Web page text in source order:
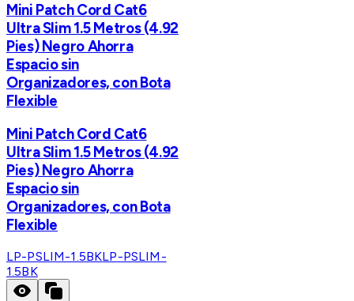
Mini Patch Cord Cat6
Ultra Slim 1.5 Metros (4.92
Pies) Negro Ahorra
Espacio sin
Organizadores, con Bota
Flexible
Mini Patch Cord Cat6
Ultra Slim 1.5 Metros (4.92
Pies) Negro Ahorra
Espacio sin
Organizadores, con Bota
Flexible
LP-PSLIM-1.5BKLP-PSLIM-
1.5BK